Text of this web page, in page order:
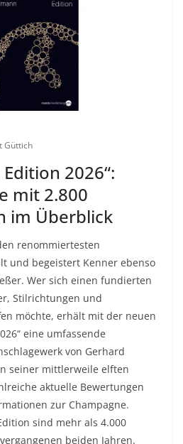
Güttich
2026“:
mit 2.800
im Überblick
renommiertesten
und begeistert Kenner ebenso
Wer sich einen fundierten
Stilrichtungen und
möchte, erhält mit der neuen
eine umfassende
von Gerhard
seiner mittlerweile elften
aktuelle Bewertungen
zur Champagne.
sind mehr als 4.000
beiden Jahren.